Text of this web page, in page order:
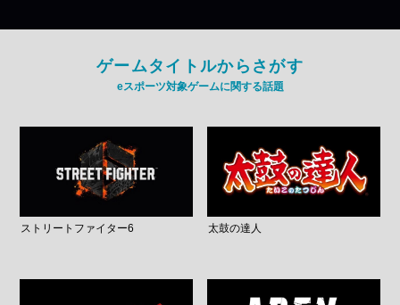
ゲームタイトルからさがす
eスポーツ対象ゲームに関する話題
ストリートファイター6 太鼓の達人